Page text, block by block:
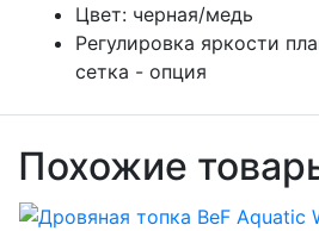
Цвет: черная/медь
Регулировка яркости
сетка - опция
Похожие